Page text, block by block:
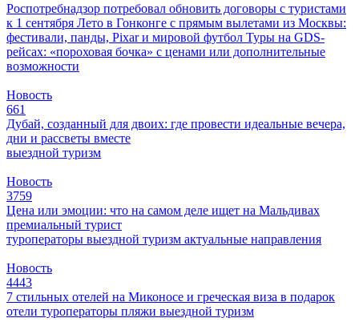
Роспотребнадзор потребовал обновить договоры с туристами
к 1 сентября Лето в Гонконге с прямым вылетами из Москвы:
фестивали, панды, Pixar и мировой футбол Туры на GDS-
рейсах: «пороховая бочка» с ценами или дополнительные
возможности
Новость
661
Дубай, созданный для двоих: где провести идеальные вечера,
дни и рассветы вместе
выездной туризм
Новость
3759
Цена или эмоции: что на самом деле ищет на Мальдивах
премиальный турист
туроператоры выездной туризм актуальные направления
Новость
4443
7 стильных отелей на Миконосе и греческая виза в подарок
отели туроператоры пляжи выездной туризм